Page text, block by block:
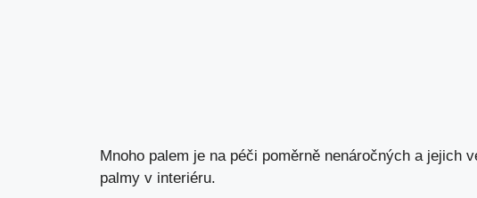
Mnoho palem je na péči poměrně nenáročných a jejich
palmy v interiéru.